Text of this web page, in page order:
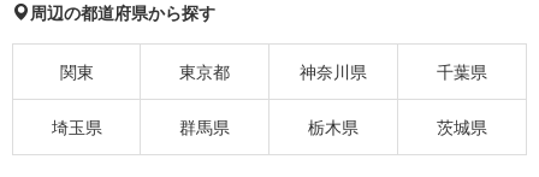
周辺の都道府県から探す
関東 東京都 神奈川県 千葉県
埼玉県 群馬県 栃木県 茨城県